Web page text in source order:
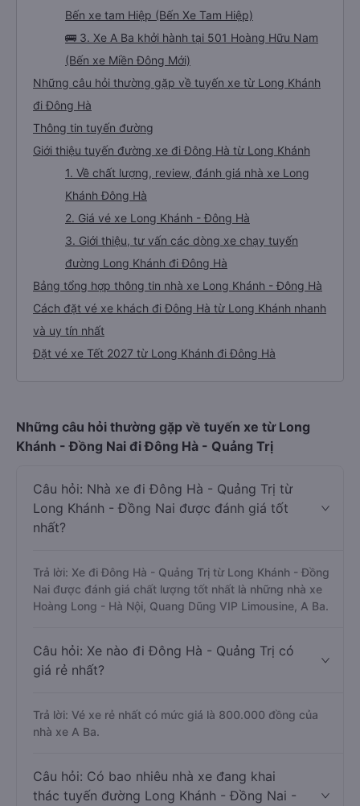
Bến xe tam Hiệp (Bến Xe Tam Hiệp)
🚌 3. Xe A Ba khởi hành tại 501 Hoàng Hữu Nam
(Bến xe Miền Đông Mới)
Những câu hỏi thường gặp về tuyến xe từ Long Khánh
đi Đông Hà
Thông tin tuyến đường
Giới thiệu tuyến đường xe đi Đông Hà từ Long Khánh
1. Về chất lượng, review, đánh giá nhà xe Long
Khánh Đông Hà
2. Giá vé xe Long Khánh - Đông Hà
3. Giới thiệu, tư vấn các dòng xe chạy tuyến
đường Long Khánh đi Đông Hà
Bảng tổng hợp thông tin nhà xe Long Khánh - Đông Hà
Cách đặt vé xe khách đi Đông Hà từ Long Khánh nhanh
và uy tín nhất
Đặt vé xe Tết 2027 từ Long Khánh đi Đông Hà
Những câu hỏi thường gặp về tuyến xe từ Long
Khánh - Đồng Nai đi Đông Hà - Quảng Trị
Câu hỏi: Nhà xe đi Đông Hà - Quảng Trị từ
Long Khánh - Đồng Nai được đánh giá tốt
nhất?
Trả lời: Xe đi Đông Hà - Quảng Trị từ Long Khánh - Đồng
Nai được đánh giá chất lượng tốt nhất là những nhà xe
Hoàng Long - Hà Nội, Quang Dũng VIP Limousine, A Ba.
Câu hỏi: Xe nào đi Đông Hà - Quảng Trị có
giá rẻ nhất?
Trả lời: Vé xe rẻ nhất có mức giá là 800.000 đồng của
nhà xe A Ba.
Câu hỏi: Có bao nhiêu nhà xe đang khai
thác tuyến đường Long Khánh - Đồng Nai -